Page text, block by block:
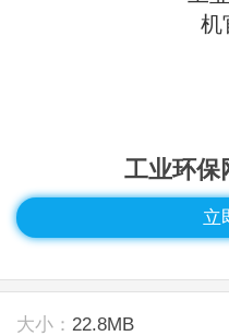
工业环保
立
大小： 22.8MB